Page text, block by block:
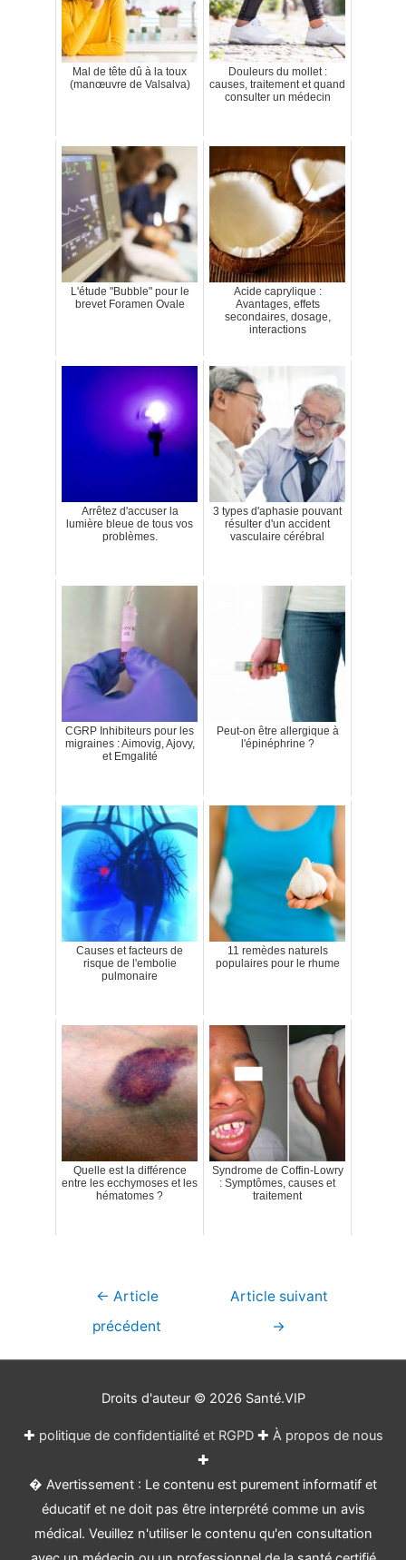
Mal de tête dû à la toux
(manœuvre de Valsalva)
Douleurs du mollet :
causes, traitement et quand
consulter un médecin
L'étude "Bubble" pour le
brevet Foramen Ovale
Acide caprylique :
Avantages, effets
secondaires, dosage,
interactions
Arrêtez d'accuser la
lumière bleue de tous vos
problèmes.
3 types d'aphasie pouvant
résulter d'un accident
vasculaire cérébral
CGRP Inhibiteurs pour les
migraines : Aimovig, Ajovy,
et Emgalité
Peut-on être allergique à
l'épinéphrine ?
Causes et facteurs de
risque de l'embolie
pulmonaire
11 remèdes naturels
populaires pour le rhume
Quelle est la différence
entre les ecchymoses et les
hématomes ?
Syndrome de Coffin-Lowry
: Symptômes, causes et
traitement
Navigation
← Article
précédent
Article suivant
→
Droits d'auteur © 2026 Santé.VIP
✚ politique de confidentialité et RGPD✚ À propos de nous
✚
� Avertissement : Le contenu est purement informatif et
éducatif et ne doit pas être interprété comme un avis
médical. Veuillez n'utiliser le contenu qu'en consultation